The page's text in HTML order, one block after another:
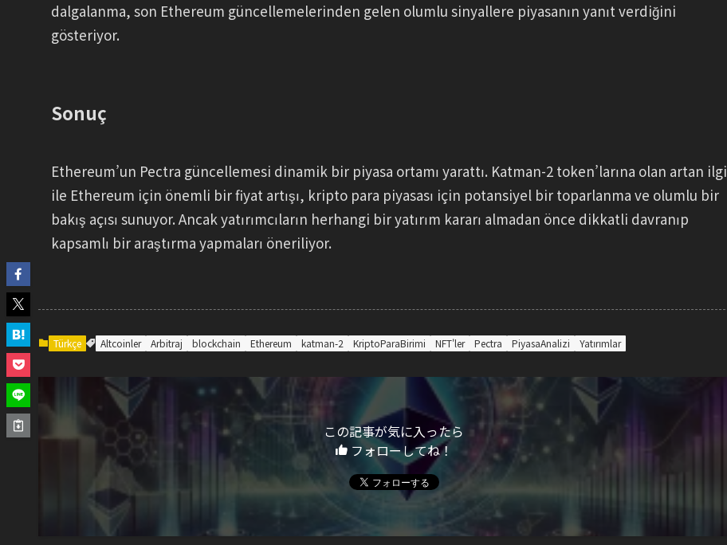
dalgalanma, son Ethereum güncellemelerinden gelen olumlu sinyallere piyasanın yanıt verdiğini
gösteriyor.
Sonuç
Ethereum’un Pectra güncellemesi dinamik bir piyasa ortamı yarattı. Katman-2 token’larına olan artan ilgi
ile Ethereum için önemli bir fiyat artışı, kripto para piyasası için potansiyel bir toparlanma ve olumlu bir
bakış açısı sunuyor. Ancak yatırımcıların herhangi bir yatırım kararı almadan önce dikkatli davranıp
kapsamlı bir araştırma yapmaları öneriliyor.
Türkçe Altcoinler Arbitraj blockchain Ethereum katman-2 KriptoParaBirimi NFT'ler Pectra PiyasaAnalizi Yatırımlar
この記事が気に入ったら
フォローしてね！